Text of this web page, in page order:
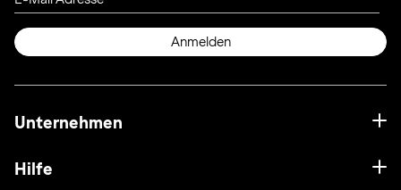
Anmelden
Unternehmen
Hilfe